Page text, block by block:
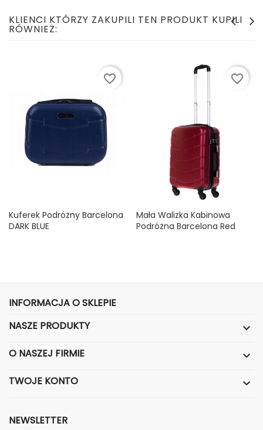
Cena
129,99 zł
KLIENCI KTÓRZY ZAKUPILI TEN PRODUKT KUPILI
RÓWNIEŻ:
Kuferek Podróżny Barcelona
DARK BLUE
favorite_border
Mała Walizka Kabinowa
Podróżna Barcelona Red
favorite_border
INFORMACJA O SKLEPIE
NASZE PRODUKTY

O NASZEJ FIRMIE 
TWOJE KONTO 
NEWSLETTER